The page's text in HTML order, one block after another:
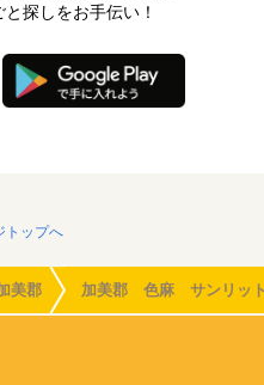
探しをお手伝い！
トップへ
美郡 加美郡 色麻 サンリッ